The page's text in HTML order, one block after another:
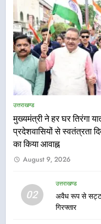
उत्तराखण्ड
मुख्यमंत्री ने हर घर तिरंगा
प्रदेशवासियों से स्वतंत्रता
का किया आवाह्न
August 9, 2026
02
उत्तराखण्ड
अवैध रूप से
गिरफ्तार